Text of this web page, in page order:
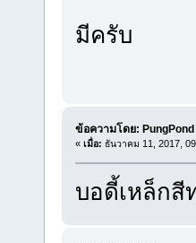
มีครับ
ข้อความโดย: PungPond
« เมื่อ: ธันวาคม 11, 2017,
บอดี้เหล็กสี